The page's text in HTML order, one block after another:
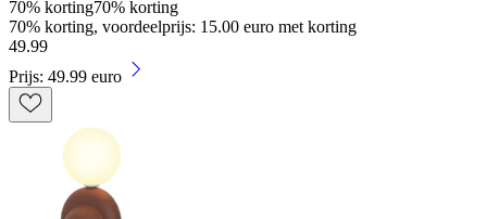
70% korting70% korting
70% korting, voordeelprijs: 15.00 euro met korting
49.99
Prijs: 49.99 euro